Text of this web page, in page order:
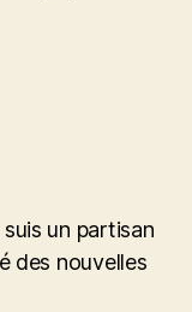
un partisan
des nouvelles